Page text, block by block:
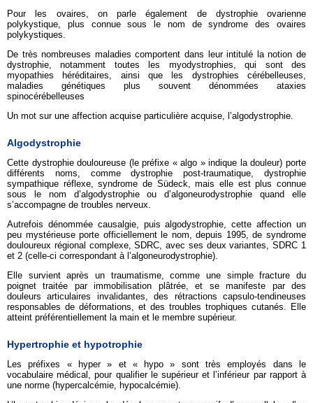
Pour les ovaires, on parle également de dystrophie ovarienne
polykystique, plus connue sous le nom de syndrome des ovaires
polykystiques.
De très nombreuses maladies comportent dans leur intitulé la notion de
dystrophie, notamment toutes les myodystrophies, qui sont des
myopathies héréditaires, ainsi que les dystrophies cérébelleuses,
maladies génétiques plus souvent dénommées ataxies
spinocérébelleuses
Un mot sur une affection acquise particulière acquise, l’algodystrophie.
Algodystrophie
Cette dystrophie douloureuse (le préfixe « algo » indique la douleur) porte
différents noms, comme dystrophie post-traumatique, dystrophie
sympathique réflexe, syndrome de Südeck, mais elle est plus connue
sous le nom d’algodystrophie ou d’algoneurodystrophie quand elle
s’accompagne de troubles nerveux.
Autrefois dénommée causalgie, puis algodystrophie, cette affection un
peu mystérieuse porte officiellement le nom, depuis 1995, de syndrome
douloureux régional complexe, SDRC, avec ses deux variantes, SDRC 1
et 2 (celle-ci correspondant à l’algoneurodystrophie).
Elle survient après un traumatisme, comme une simple fracture du
poignet traitée par immobilisation plâtrée, et se manifeste par des
douleurs articulaires invalidantes, des rétractions capsulo-tendineuses
responsables de déformations, et des troubles trophiques cutanés. Elle
atteint préférentiellement la main et le membre supérieur.
Hypertrophie et hypotrophie
Les préfixes « hyper » et « hypo » sont très employés dans le
vocabulaire médical, pour qualifier le supérieur et l’inférieur par rapport à
une norme (hypercalcémie, hypocalcémie).